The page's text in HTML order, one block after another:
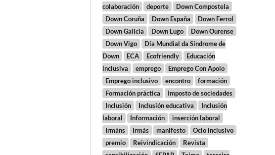
colaboración
deporte
Down Compostela
Down Coruña
Down España
Down Ferrol
Down Galicia
Down Lugo
Down Ourense
Down Vigo
Día Mundial da Síndrome de
Down
ECA Ecofriendly
Educación
inclusiva
emprego
Emprego Con Apoio
Emprego inclusivo
encontro
formación
Formación práctica
Imposto de sociedades
Inclusión
Inclusión educativa
Inclusión
laboral
Información
inserción laboral
Irmáns
Irmás manifesto
Ocio inclusivo
premio
Reivindicación
Revista